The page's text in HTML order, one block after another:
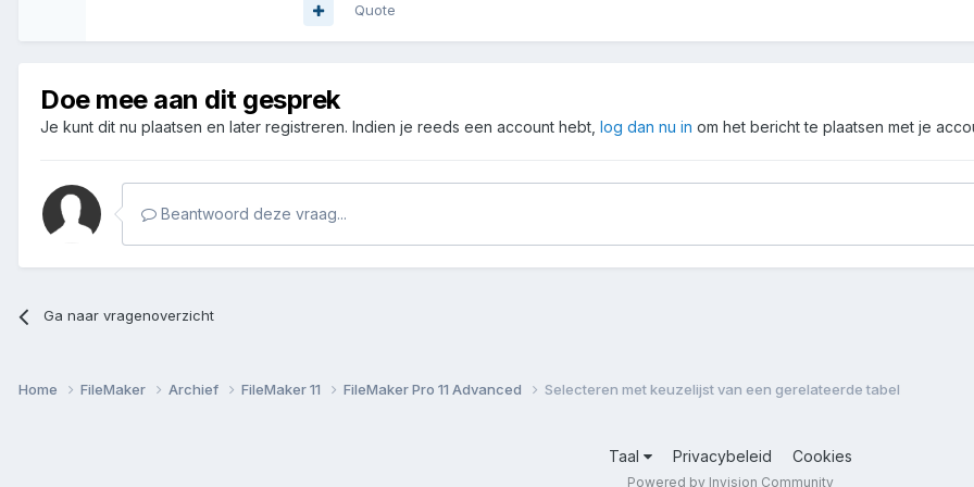
Quote
Doe mee aan dit gesprek
Je kunt dit nu plaatsen en later registreren. Indien je reeds een account hebt, log dan nu in om het bericht te plaatsen met je
Beantwoord deze vraag...
Ga naar vragenoverzicht
Home FileMaker Archief FileMaker 11 FileMaker Pro 11 Advanced Selecteren met keuzelijst van een gerelateerde tabel
Taal Privacybeleid Cookies
Powered by Invision Community